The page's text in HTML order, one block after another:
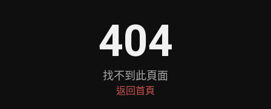
404
找不到此頁面
返回首頁